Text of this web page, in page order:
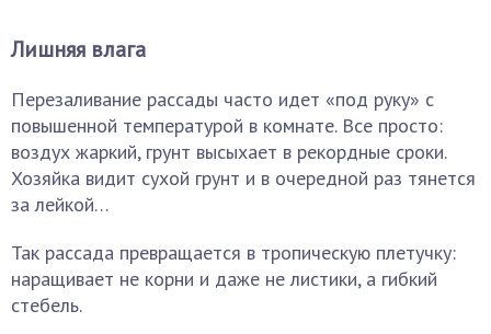
Лишняя влага
Перезаливание рассады часто идет «под руку» с
повышенной температурой в комнате. Все просто:
воздух жаркий, грунт высыхает в рекордные сроки.
Хозяйка видит сухой грунт и в очередной раз тянется
за лейкой…
Так рассада превращается в тропическую плетучку:
наращивает не корни и даже не листики, а гибкий
стебель.